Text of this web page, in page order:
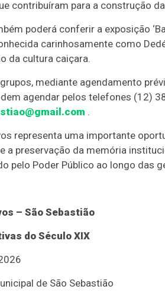
contribuíram para a construção
poderá conferir a exposição
carinhosamente como
da cultura caiçara.
mediante agendamento
agendar pelos telefones (12)
.
representa uma importante
a preservação da memória
pelo Poder Público ao longo das
– São Sebastião
do Século XIX
de São Sebastião